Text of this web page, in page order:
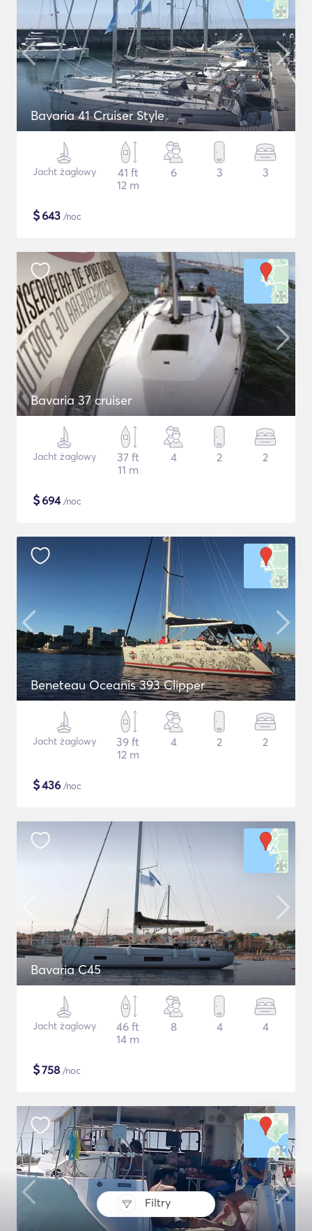
Filtry
Bavaria 41 Cruiser Style
Jacht żaglowy
41 ft
12 m
6 3 3
$643 /noc
Bavaria 37 cruiser
Jacht żaglowy
37 ft
11 m
4 2 2
$694/noc
Beneteau Oceanis 393 Clipper
Jacht żaglowy
39 ft
12 m
4 2 2
$436 /noc
Bavaria C45
Jacht żaglowy
46 ft
14 m
8 4 4
$758 /noc